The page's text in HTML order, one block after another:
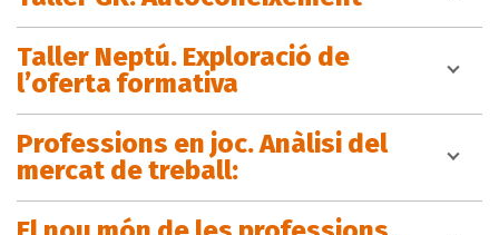
Taller Neptú. Exploració de
l’oferta formativa
Professions en joc. Anàlisi del
mercat de treball: